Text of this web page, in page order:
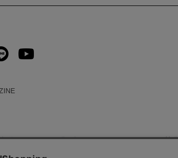
約 お問い合わせ よくあるご質問